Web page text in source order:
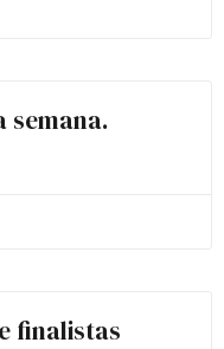
semana.
finalistas